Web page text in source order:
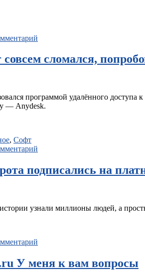
сломался,
программой удалённого доступа
— Anydesk.
, Софт
подписались на
узнали миллионы людей, а
У меня к вам вопросы